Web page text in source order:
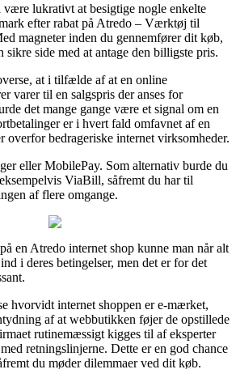
lukrativt at besigtige nogle enkelte
efter rabat på Atredo – Værktøj til
magneter inden du gennemfører dit køb,
sikre side med at antage den billigste pris.
at i tilfælde af at en online
varer til en salgspris der anses for
det mange gange være et signal om en
er i hvert fald omfavnet af en
overfor bedrageriske internet virksomheder.
eller MobilePay. Som alternativ burde du
ViaBill, såfremt du har til
af flere omgange.
en Atredo internet shop kunne man når alt
i deres betingelser, men det er for det
hvorvidt internet shoppen er e-mærket,
af at webbutikken føjer de opstillede
rutinemæssigt kigges til af eksperter
retningslinjerne. Dette er en god chance
du møder dilemmaer ved dit køb.